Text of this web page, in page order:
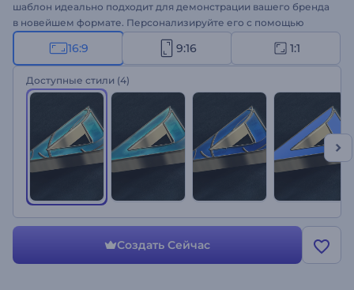
шаблон идеально подходит для демонстрации вашего бренда
в новейшем формате. Персонализируйте его с помощью
своего логотипа, теглайна и предпочитаемой фоновой
музыки, чтобы создать уникальное и профессиональное
интро. Идеально подходит для видео, посвященных
технологиям, рекламы стартапов, инновационных продуктов,
Создавайте прямо сейчас и готовьтесь впечатлить и увлечь
своих зрителей!
16:9 9:16 1:1
Доступные стили (4)
Создать Сейчас